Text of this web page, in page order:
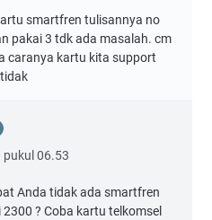
smartfren tulisannya no
pakai 3 tdk ada masalah. cm
caranya kartu kita support
pukul 06.53
Anda tidak ada smartfren
? Coba kartu telkomsel